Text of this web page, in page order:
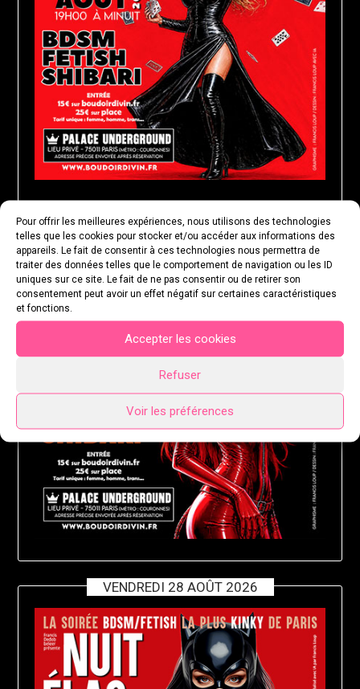
Pour offrir les meilleures expériences, nous utilisons des technologies
telles que les cookies pour stocker et/ou accéder aux informations des
appareils. Le fait de consentir à ces technologies nous permettra de
traiter des données telles que le comportement de navigation ou les ID
uniques sur ce site. Le fait de ne pas consentir ou de retirer son
consentement peut avoir un effet négatif sur certaines caractéristiques
et fonctions.
Accepter les cookies
Refuser
Voir les préférences
MARDI 25 AOÛT 2026
VENDREDI 28 AOÛT 2026